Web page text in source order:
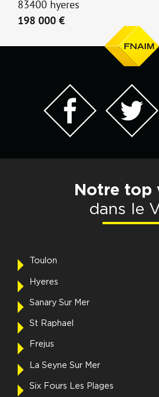
83400 hyeres
198 000 €
Notre top
dans le
Toulon
Hyeres
Sanary Sur Mer
St Raphael
Frejus
La Seyne Sur Mer
Six Fours Les Plages